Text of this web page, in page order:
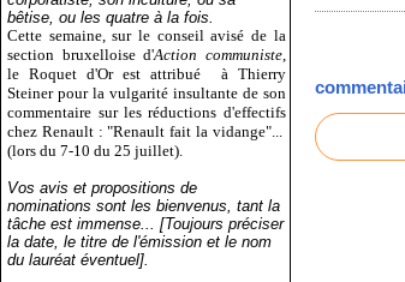
bêtise, ou les quatre à la fois.
Cette semaine, sur le conseil avisé de la
section bruxelloise d'Action communiste,
le Roquet d'Or est attribué
à Thierry
Steiner pour la vulgarité insultante de son
commentaire sur les réductions d'effectifs
chez Renault : "Renault fait la vidange"...
(lors du 7-10 du 25 juillet).
Vos avis et propositions de
nominations sont les bienvenus, tant la
tâche est immense... [Toujours préciser
la date, le titre de l'émission et le nom
du lauréat éventuel].